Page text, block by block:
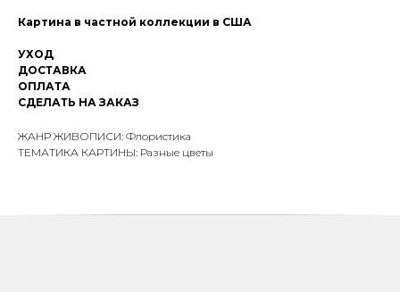
Картина в частной коллекции в США
УХОД
ДОСТАВКА
ОПЛАТА
СДЕЛАТЬ НА ЗАКАЗ
ЖАНР ЖИВОПИСИ: Флористика
ТЕМАТИКА КАРТИНЫ: Разные цветы